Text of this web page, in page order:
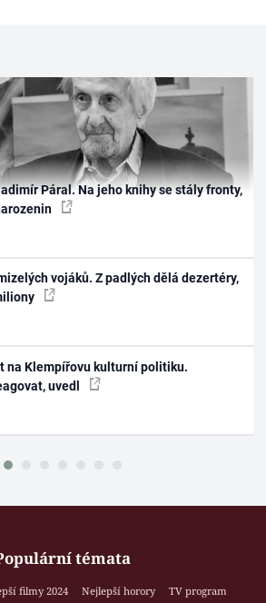
Páral. Na jeho knihy se stály fronty,
vojáků. Z padlých dělá dezertéry,
na Klempířovu kulturní politiku.
uvedl
témata
filmy 2024 Nejlepší horory
TV program